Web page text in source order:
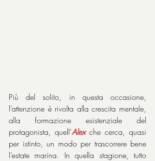
Più del solito, in questa occasione,
l’attenzione è rivolta alla crescita mentale,
alla formazione esistenziale del
protagonista, quell’Alex che cerca, quasi
per istinto, un modo per trascorrere bene
l’estate marina. In quella stagione, tutto